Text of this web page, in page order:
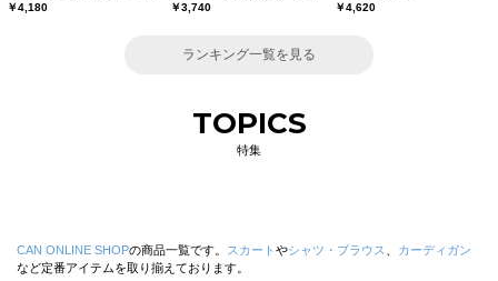
￥4,180 ￥3,740 ￥4,620
ランキング一覧を見る
TOPICS
特集
CAN ONLINE SHOPの商品一覧です。 スカート やシャツ・ブラウス
カーディガン
など定番アイテムを取り揃えております。